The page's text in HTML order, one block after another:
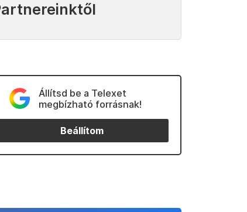
Állítsd be a Telexet
megbízható forrásnak!
Beállítom